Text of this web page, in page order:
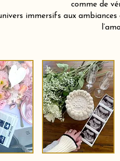
comme de
immersifs aux